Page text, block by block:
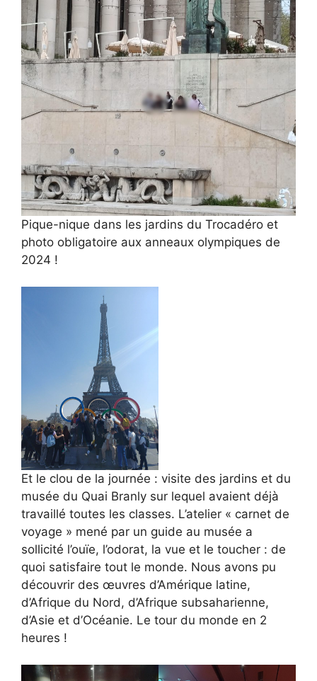
Pique-nique dans les jardins du Trocadéro et
photo obligatoire aux anneaux olympiques de
2024 !
Et le clou de la journée : visite des jardins et du
musée du Quai Branly sur lequel avaient déjà
travaillé toutes les classes. L’atelier « carnet de
voyage » mené par un guide au musée a
sollicité l’ouïe, l’odorat, la vue et le toucher : de
quoi satisfaire tout le monde. Nous avons pu
découvrir des œuvres d’Amérique latine,
d’Afrique du Nord, d’Afrique subsaharienne,
d’Asie et d’Océanie. Le tour du monde en 2
heures !